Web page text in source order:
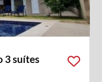
3 suítes